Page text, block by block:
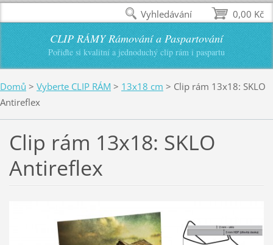
CLIP RÁMY Rámování a Paspartování
Pořiďte si kvalitní a jednoduchý clip rám i paspartu
Domů > Vyberte CLIP RÁM > 13x18 cm > Clip rám 13x18: SKLO
Antireflex
Clip rám 13x18: SKLO
Antireflex
0,00 Kč
Vyhledávání